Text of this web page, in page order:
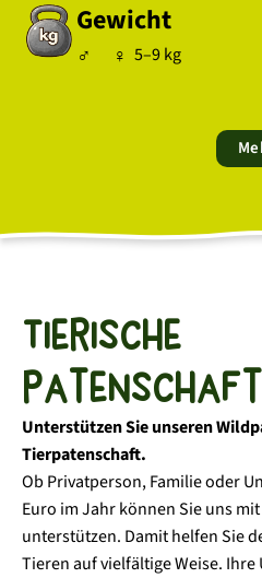
Gewicht
5–9 kg
Tierische
Unterstützen Sie unseren
Tierpatenschaft.
Ob Privatperson, Familie oder
Euro im Jahr können Sie uns
unterstützen. Damit helfen Sie
Tieren auf vielfältige Weise.